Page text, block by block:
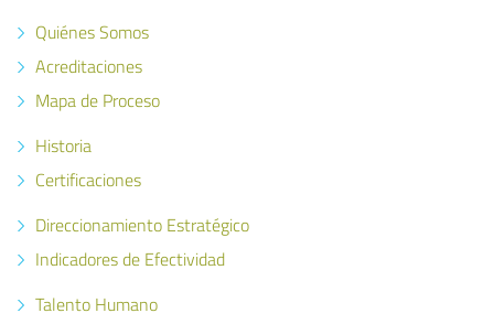
Quiénes Somos
Acreditaciones
Mapa de Proceso
Historia
Certificaciones
Direccionamiento Estratégico
Indicadores de Efectividad
Talento Humano